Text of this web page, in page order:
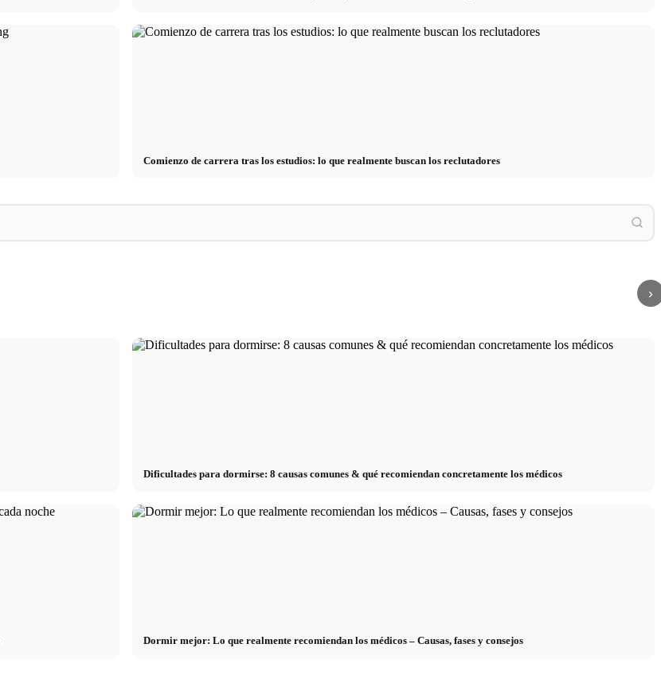
Comienzo de carrera tras los estudios: lo que realmente buscan los reclutadores
›
Dificultades para dormirse: 8 causas comunes & qué recomiendan concretamente los médicos
Dormir mejor: Lo que realmente recomiendan los médicos – Causas, fases y consejos